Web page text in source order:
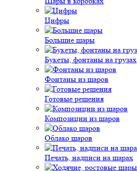
Цифры
Большие шары
Букеты, фонтаны на грузах
Фонтаны из шаров
Готовые решения
Композиции из шаров
Облако шаров
Печать, надписи на шарах